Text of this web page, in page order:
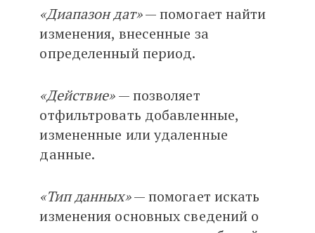
«Диапазон дат»— помогает найти
изменения, внесенные за
определенный период.
«Действие»— позволяет
отфильтровать добавленные,
измененные или удаленные
данные.
«Тип данных»— помогает искать
изменения основных сведений о